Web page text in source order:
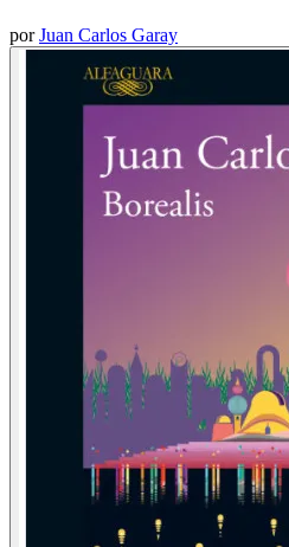
porJuan Carlos Garay